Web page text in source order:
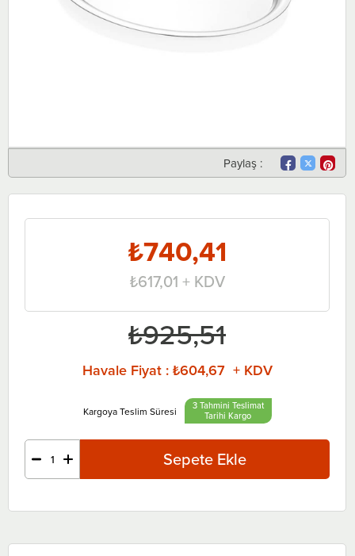
Paylaş :
₺925,51
₺740,41
₺617,01 + KDV
Havale Fiyat : ₺604,67 + KDV
3 Tahmini Teslimat
Tarihi